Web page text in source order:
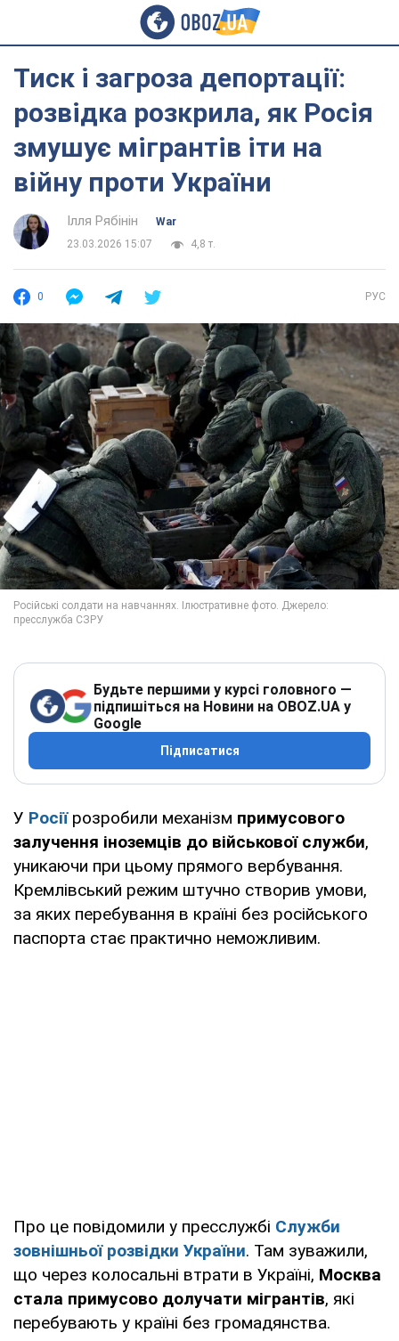
Тиск і загроза депортації:
розвідка розкрила, як Росія
змушує мігрантів іти на
війну проти України
Ілля Рябінін
War
23.03.2026 15:07
4,8 т.
0 РУС
Будьте першими у курсі головного —
підпишіться на Новини на OBOZ.UA у
Google
Підписатися
У Росіїрозробили механізм примусового
залучення іноземців до військової служби,
уникаючи при цьому прямого вербування.
Кремлівський режим штучно створив умови,
за яких перебування в країні без російського
паспорта стає практично неможливим.
Про це повідомили у пресслужбі Служби
зовнішньої розвідки України. Там зуважили,
що через колосальні втрати в Україні, Москва
стала примусово долучати мігрантів, які
перебувають у країні без громадянства.